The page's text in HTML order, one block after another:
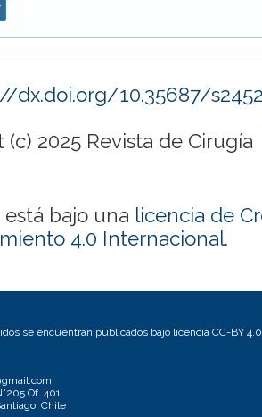
dx.doi.org/10.35687/
(c) 2025 Revista de Cirugía
está bajo una licencia de
4.0 Internacional.
se encuentran publicados bajo licencia CC-BY 4.0
Of. 401.
Chile